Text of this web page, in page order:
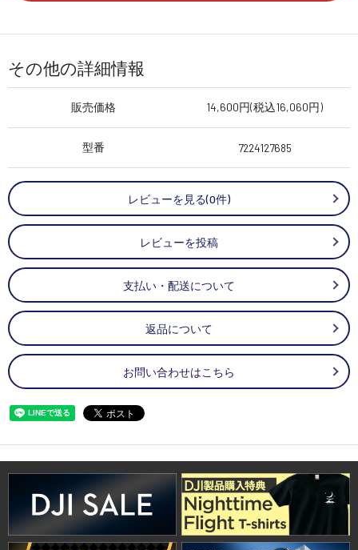
その他の詳細情報
販売価格 14,600円(税込16,060円)
型番 7224127685
レビューを見る(0件)
レビューを投稿
支払い・配送について
返品について
お問い合わせはこちら